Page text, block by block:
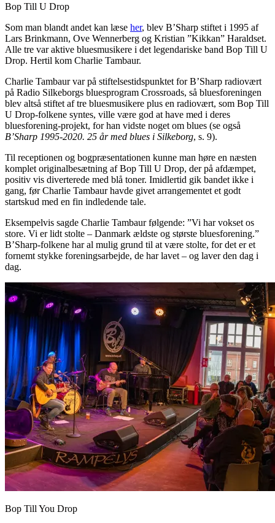
Bop Till U Drop
Som man blandt andet kan læse her, blev B’Sharp stiftet i 1995 af
Lars Brinkmann, Ove Wennerberg og Kristian ”Kikkan” Haraldset.
Alle tre var aktive bluesmusikere i det legendariske band Bop Till U
Drop. Hertil kom Charlie Tambaur.
Charlie Tambaur var på stiftelsestidspunktet for B’Sharp radiovært
på Radio Silkeborgs bluesprogram Crossroads, så bluesforeningen
blev altså stiftet af tre bluesmusikere plus en radiovært, som Bop Till
U Drop-folkene syntes, ville være god at have med i deres
bluesforening-projekt, for han vidste noget om blues (se også
B’Sharp 1995-2020. 25 år med blues i Silkeborg, s. 9).
Til receptionen og bogpræsentationen kunne man høre en næsten
komplet originalbesætning af Bop Till U Drop, der på afdæmpet,
positiv vis diverterede med blå toner. Imidlertid gik bandet ikke i
gang, før Charlie Tambaur havde givet arrangementet et godt
startskud med en fin indledende tale.
Eksempelvis sagde Charlie Tambaur følgende: ”Vi har vokset os
store. Vi er lidt stolte – Danmark ældste og største bluesforening.”
B’Sharp-folkene har al mulig grund til at være stolte, for det er et
fornemt stykke foreningsarbejde, de har lavet – og laver den dag i
dag.
Bop Till You Drop